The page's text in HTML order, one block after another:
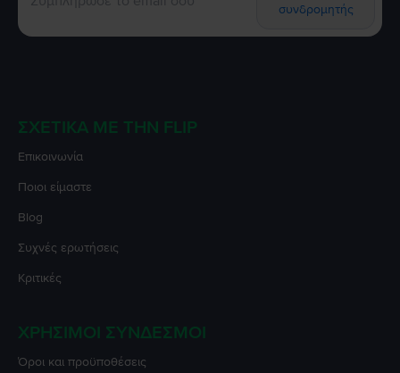
συνδρομητής
ΣΧΕΤΙΚΆ ΜΕ ΤΗΝ FLIP
Επικοινωνία
Ποιοι είμαστε
Blog
Συχνές ερωτήσεις
Κριτικές
ΧΡΉΣΙΜΟΙ ΣΎΝΔΕΣΜΟΙ
Όροι και προϋποθέσεις